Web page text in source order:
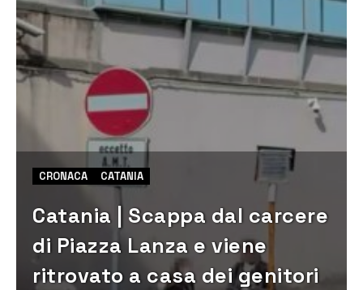
CRONACA CATANIA
Catania | Scappa dal carcere
di Piazza Lanza e viene
ritrovato a casa dei genitori